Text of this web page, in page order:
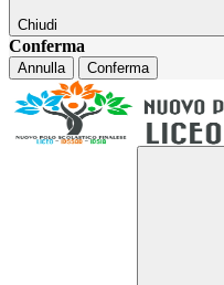
Chiudi
Conferma
Annulla Conferma